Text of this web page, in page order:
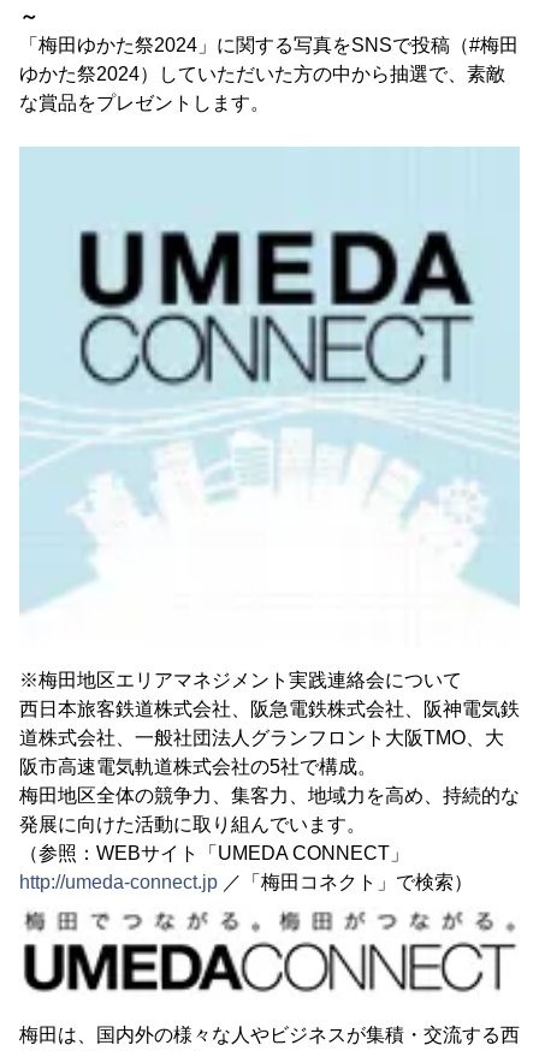
～
「梅田ゆかた祭2024」に関する写真をSNSで投稿（#梅田
ゆかた祭2024）していただいた方の中から抽選で、素敵
な賞品をプレゼントします。
※梅田地区エリアマネジメント実践連絡会について
西日本旅客鉄道株式会社、阪急電鉄株式会社、阪神電気鉄
道株式会社、一般社団法人グランフロント大阪TMO、大
阪市高速電気軌道株式会社の5社で構成。
梅田地区全体の競争力、集客力、地域力を高め、持続的な
発展に向けた活動に取り組んでいます。
（参照：WEBサイト「UMEDA CONNECT」
http://umeda-connect.jp ／「梅田コネクト」で検索）
梅田は、国内外の様々な人やビジネスが集積・交流する西